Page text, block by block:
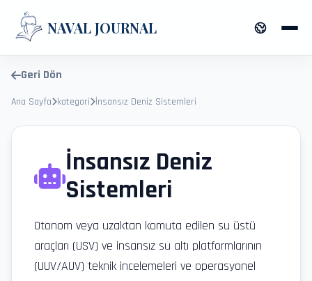
NAVAL JOURNAL
Geri Dön
Ana Sayfa kategori İnsansız Deniz Sistemleri
İnsansız Deniz
Sistemleri
Otonom veya uzaktan komuta edilen su üstü
araçları (USV) ve insansız su altı platformlarının
(UUV/AUV) teknik incelemeleri ve operasyonel